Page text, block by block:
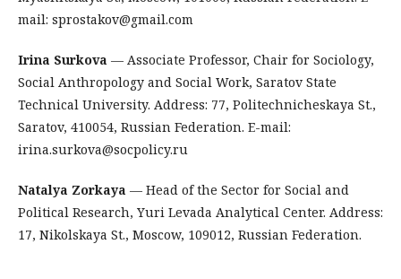
mail: sprostakov@gmail.com
Irina Surkova — Associate Professor, Chair for Sociology,
Social Anthropology and Social Work, Saratov State
Technical University. Address: 77, Politechnicheskaya St.,
Saratov, 410054, Russian Federation. E-mail:
irina.surkova@socpolicy.ru
Natalya Zorkaya — Head of the Sector for Social and
Political Research, Yuri Levada Analytical Center. Address:
17, Nikolskaya St., Moscow, 109012, Russian Federation.